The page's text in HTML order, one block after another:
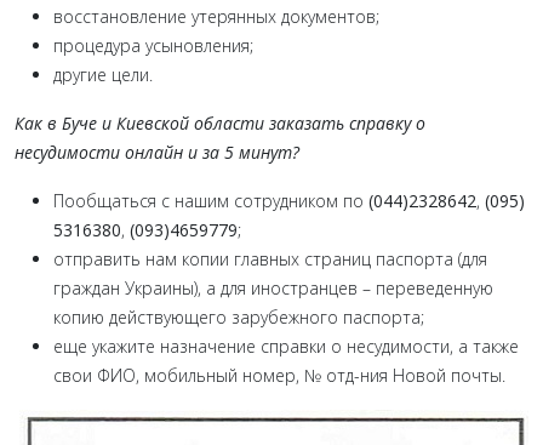
восстановление утерянных документов;
процедура усыновления;
другие цели.
Как в Буче и Киевской области заказать справку о
несудимости онлайн и за 5 минут?
Пообщаться с нашим сотрудником по (044)2328642, (095)
5316380, (093)4659779;
отправить нам копии главных страниц паспорта (для
граждан Украины), а для иностранцев – переведенную
копию действующего зарубежного паспорта;
еще укажите назначение справки о несудимости, а также
свои ФИО, мобильный номер, № отд-ния Новой почты.